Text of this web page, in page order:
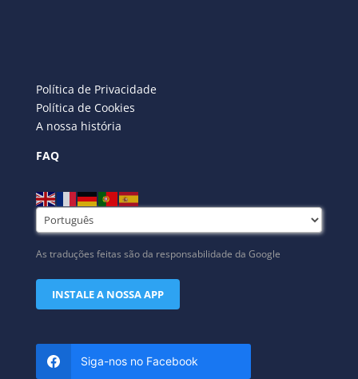
Política de Privacidade
Política de Cookies
A nossa história
FAQ
As traduções feitas são da responsabilidade da Google
INSTALE A NOSSA APP
Siga-nos no Facebook